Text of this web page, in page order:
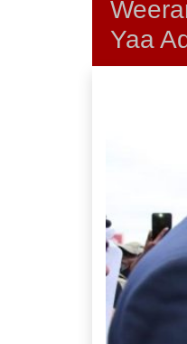
Yaa